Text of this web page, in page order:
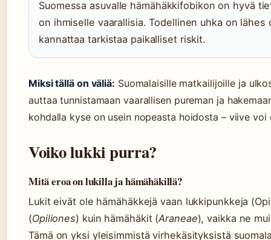
Suomessa asuvalle hämähäkkifobikon on hyvä
on ihmiselle vaarallisia. Todellinen uhka on
kannattaa tarkistaa paikalliset riskit.
Miksi tällä on väliä: Suomalaisille matkailijoille ja
auttaa tunnistamaan vaarallisen pureman ja
kohdalla kyse on usein nopeasta hoidosta – viive voi
Voiko lukki purra?
Mitä eroa on lukilla ja hämähäkillä?
Lukit eivät ole hämähäkkejä vaan lukkipunkkeja
(Opiliones) kuin hämähäkit (Araneae), vaikka ne
Tämä on yksi yleisimmistä virhekäsityksistä